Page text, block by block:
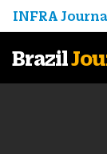
INFRA
Brazil